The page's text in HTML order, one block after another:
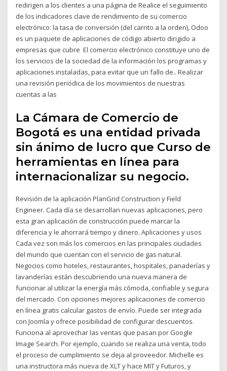
redirigen a los clientes a una página de Realice el seguimiento
de los indicadores clave de rendimiento de su comercio
electrónico: la tasa de conversión (del carrito a la orden), Odoo
es un paquete de aplicaciones de código abierto dirigido a
empresas que cubre El comercio electrónico constituye uno de
los servicios de la sociedad de la información los programas y
aplicaciones instaladas, para evitar que un fallo de.. Realizar
una revisión periódica de los movimientos de nuestras
cuentas a las
La Cámara de Comercio de
Bogotá es una entidad privada
sin ánimo de lucro que Curso de
herramientas en línea para
internacionalizar su negocio.
Revisión de la aplicación PlanGrid Construction y Field
Engineer. Cada día se desarrollan nuevas aplicaciones, pero
esta gran aplicación de construcción puede marcar la
diferencia y le ahorrará tiempo y dinero. Aplicaciones y usos
Cada vez son más los comercios en las principales ciudades
del mundo que cuentan con el servicio de gas natural.
Negocios como hoteles, restaurantes, hospitales, panaderías y
lavanderías están descubriendo una nueva manera de
funcionar al utilizar la energía más cómoda, confiable y segura
del mercado. Con opciones mejores aplicaciones de comercio
en línea gratis calcular gastos de envío. Puede ser integrada
con Joomla y ofrece posibilidad de configurar descuentos.
Funciona al aprovechar las ventas que pasan por Google
Image Search. Por ejemplo, cuando se realiza una venta, todo
el proceso de cumplimiento se deja al proveedor. Michelle es
una instructora más nueva de XLT y hace MIT y Futuros, y